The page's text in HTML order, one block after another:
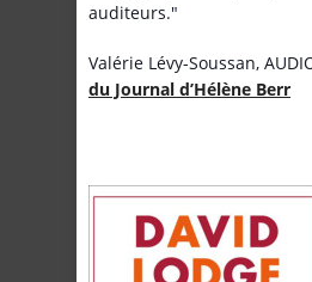
auditeurs."
Valérie Lévy-Soussan,
du Journal d’Hélène Berr